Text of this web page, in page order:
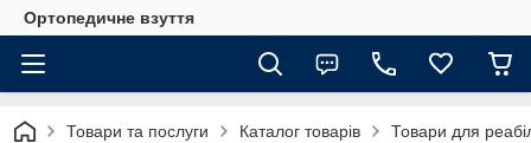
Ортопедичне взуття
Товари та послуги Каталог товарів Товари для